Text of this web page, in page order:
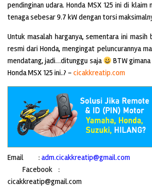
pendinginan udara. Honda MSX 125 ini di klaim
tenaga sebesar 9.7 kW dengan torsi
Untuk masalah harganya, sementara ini masih
resmi dari Honda, mengingat peluncurannya
mendatang, jadi…ditunggu saja
BTW
Honda MSX 125 ini..? – cicakkreatip.com
Email : adm.cicakkreatip@gmail.com
Facebook :
cicakkreatip@gmail.com